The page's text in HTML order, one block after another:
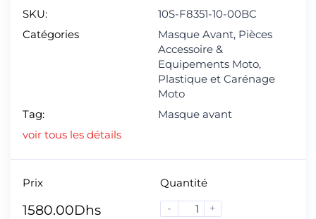
SKU:
10S-F8351-10-00BC
Catégories
Masque Avant, Pièces
Accessoire &
Equipements Moto,
Plastique et Carénage
Moto
Tag:
Masque avant
voir tous les détails
Prix
1580.00Dhs
Quantité
-
+